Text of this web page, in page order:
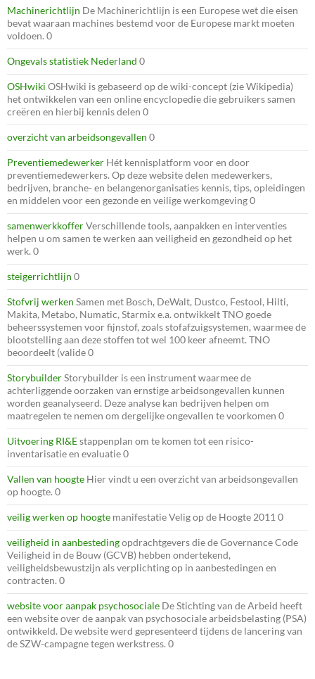
Machinerichtlijn De Machinerichtlijn is een Europese wet die eisen
bevat waaraan machines bestemd voor de Europese markt moeten
voldoen. 0
Ongevals statistiek Nederland 0
OSHwiki OSHwiki is gebaseerd op de wiki-concept (zie Wikipedia)
het ontwikkelen van een online encyclopedie die gebruikers samen
creëren en hierbij kennis delen 0
overzicht van arbeidsongevallen 0
Preventiemedewerker Hét kennisplatform voor en door
preventiemedewerkers. Op deze website delen medewerkers,
bedrijven, branche- en belangenorganisaties kennis, tips, opleidingen
en middelen voor een gezonde en veilige werkomgeving 0
samenwerkkofferVerschillende tools, aanpakken en interventies
helpen u om samen te werken aan veiligheid en gezondheid op het
werk. 0
steigerrichtlijn 0
Stofvrij werken Samen met Bosch, DeWalt, Dustco, Festool, Hilti,
Makita, Metabo, Numatic, Starmix e.a. ontwikkelt TNO goede
beheerssystemen voor fijnstof, zoals stofafzuigsystemen, waarmee de
blootstelling aan deze stoffen tot wel 100 keer afneemt. TNO
beoordeelt (valide 0
StorybuilderStorybuilder is een instrument waarmee de
achterliggende oorzaken van ernstige arbeidsongevallen kunnen
worden geanalyseerd. Deze analyse kan bedrijven helpen om
maatregelen te nemen om dergelijke ongevallen te voorkomen 0
Uitvoering RI&Estappenplan om te komen tot een risico-
inventarisatie en evaluatie 0
Vallen van hoogte Hier vindt u een overzicht van arbeidsongevallen
op hoogte. 0
veilig werken op hoogte manifestatie Velig op de Hoogte 2011 0
veiligheid in aanbestedingopdrachtgevers die de Governance Code
Veiligheid in de Bouw (GCVB) hebben ondertekend,
veiligheidsbewustzijn als verplichting op in aanbestedingen en
contracten. 0
website voor aanpak psychosociale De Stichting van de Arbeid heeft
een website over de aanpak van psychosociale arbeidsbelasting (PSA)
ontwikkeld. De website werd gepresenteerd tijdens de lancering van
de SZW-campagne tegen werkstress. 0